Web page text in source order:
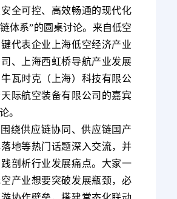
全可控、高效畅通的现代化
体系”的圆桌讨论。来自低空
代表企业上海低空经济产业
、上海西虹桥导航产业发展
瓦时克（上海）科技有限公
际航空装备有限公司的嘉宾
。
绕供应链协同、供应链国产
地等热门话题深入交流，并
剖析行业发展痛点。大家一
产业想要突破发展瓶颈，必